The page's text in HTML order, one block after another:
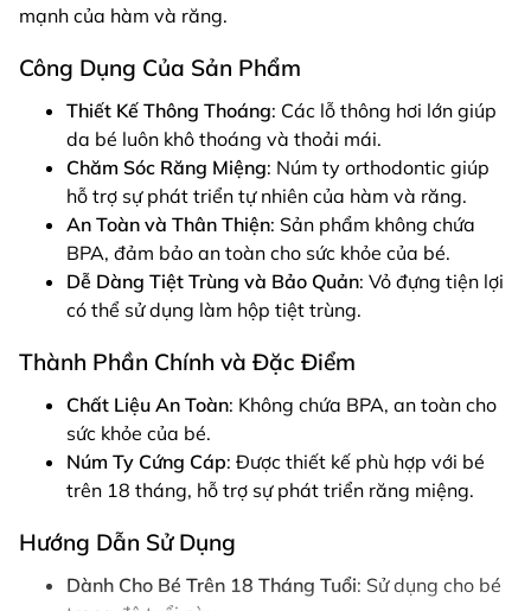
mạnh của hàm và răng.
Công Dụng Của Sản Phẩm
Thiết Kế Thông Thoáng: Các lỗ thông hơi lớn giúp
da bé luôn khô thoáng và thoải mái.
Chăm Sóc Răng Miệng: Núm ty orthodontic giúp
hỗ trợ sự phát triển tự nhiên của hàm và răng.
An Toàn và Thân Thiện: Sản phẩm không chứa
BPA, đảm bảo an toàn cho sức khỏe của bé.
Dễ Dàng Tiệt Trùng và Bảo Quản: Vỏ đựng tiện lợi
có thể sử dụng làm hộp tiệt trùng.
Thành Phần Chính và Đặc Điểm
Chất Liệu An Toàn: Không chứa BPA, an toàn cho
sức khỏe của bé.
Núm Ty Cứng Cáp: Được thiết kế phù hợp với bé
trên 18 tháng, hỗ trợ sự phát triển răng miệng.
Hướng Dẫn Sử Dụng
Dành Cho Bé Trên 18 Tháng Tuổi: Sử dụng cho bé